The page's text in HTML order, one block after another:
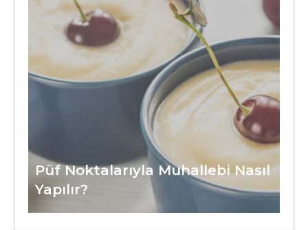
Püf Noktalarıyla Muhallebi Nasıl
Yapılır?